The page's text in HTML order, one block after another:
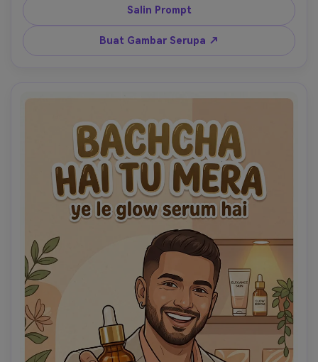
menyenangkan, dominan, dan ramah. Gunakan warna
poster cokelat muda hangat, sorotan promosi oranye,
tekstur kertas, ilustrasi semi-kartun dengan kualitas iklan
yang halus, judul tulisan tangan besar. Tambahkan teks
belanja online yang trendi diadaptasi menjadi poster
Salin Prompt
Buat Gambar Serupa ↗